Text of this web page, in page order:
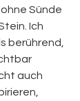
Sünde
Ich
berührend,
auch